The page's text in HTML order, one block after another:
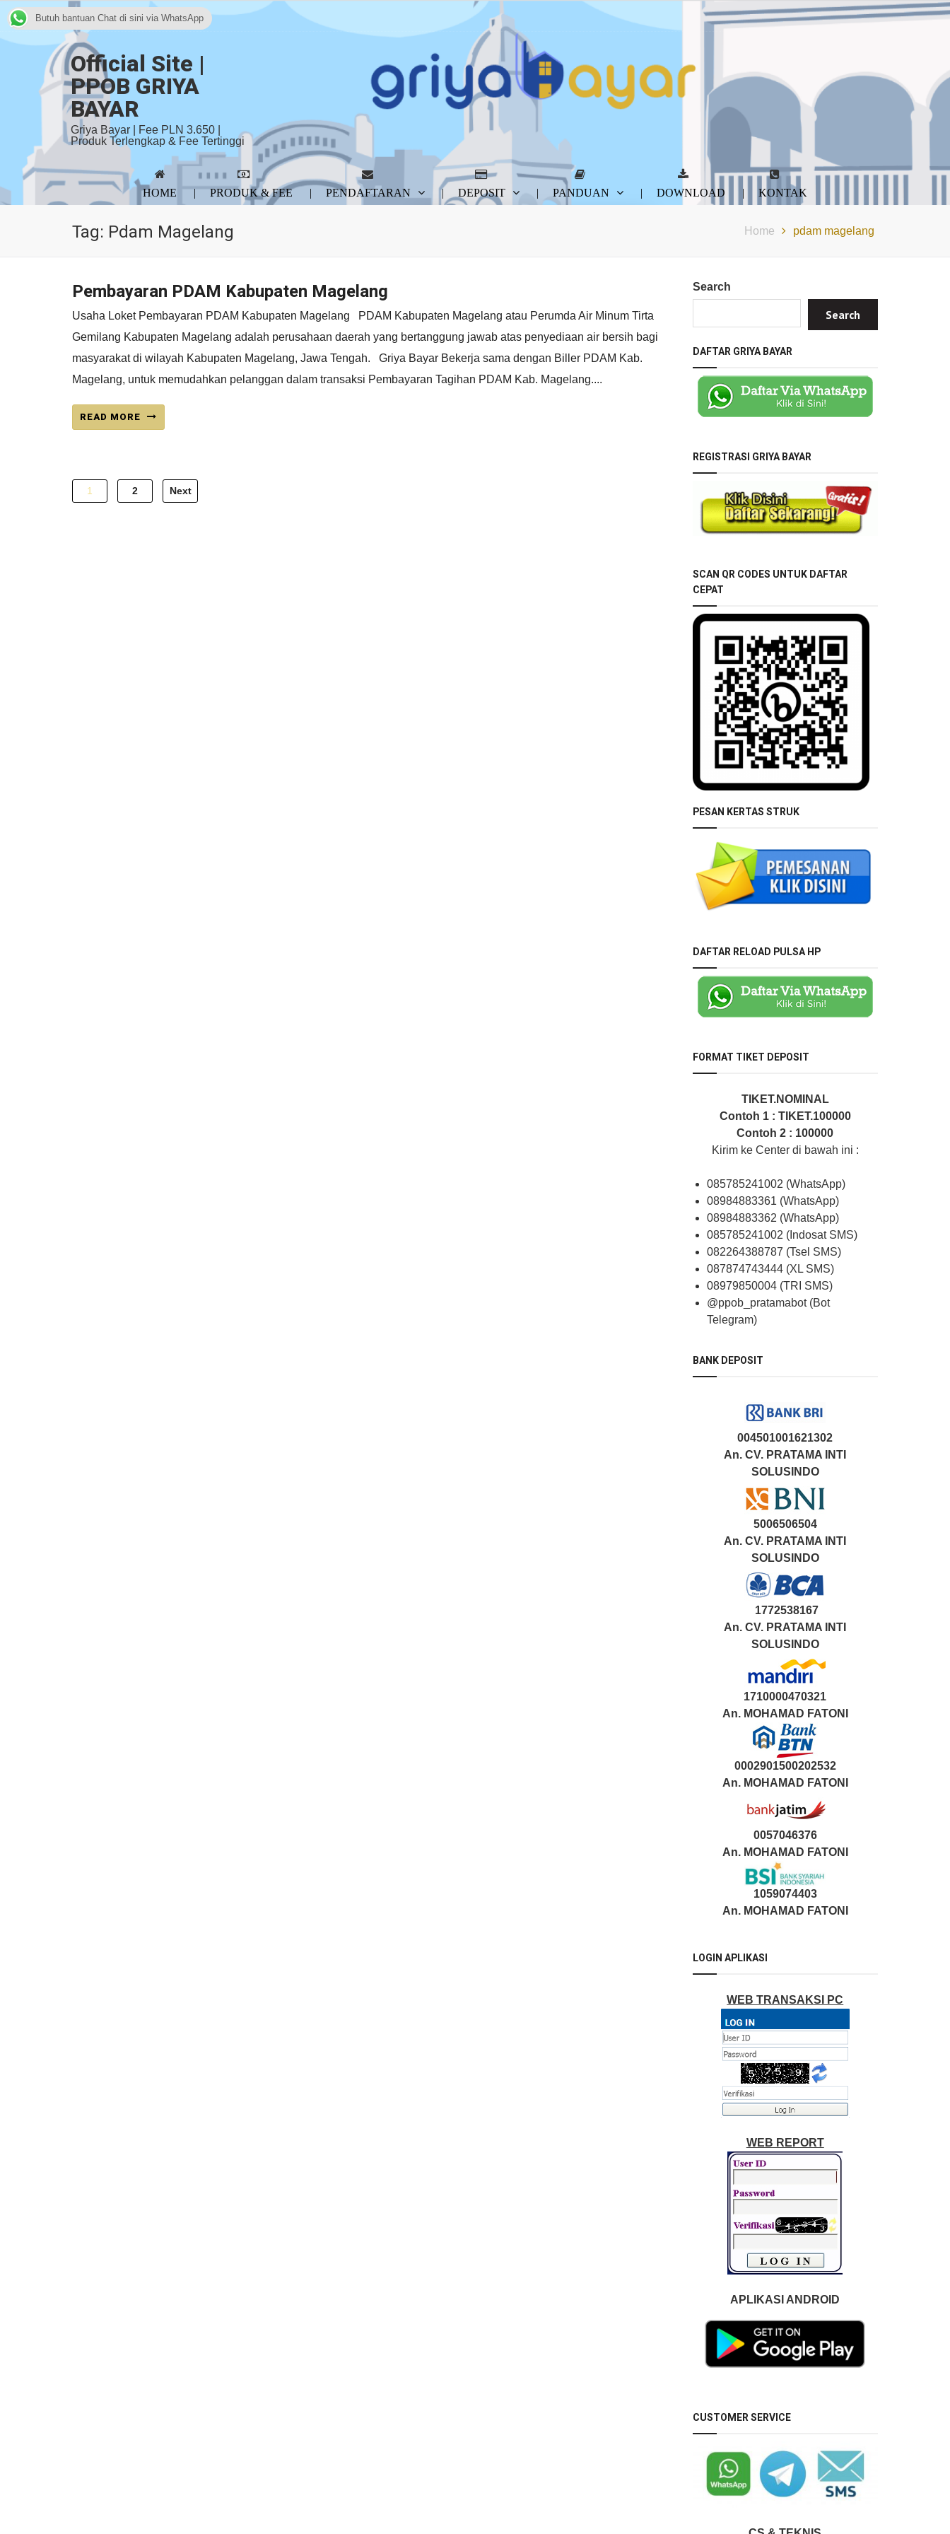
Official Site |
PPOB GRIYA
BAYAR
Griya Bayar | Fee PLN 3.650 |
Produk Terlengkap & Fee Tertinggi
HOME PRODUK & FEE PENDAFTARAN DEPOSIT PANDUAN DOWNLOAD KONTAK
Tag: Pdam Magelang Home pdam magelang
Pembayaran PDAM Kabupaten Magelang
Usaha Loket Pembayaran PDAM Kabupaten Magelang PDAM Kabupaten Magelang atau Perumda Air Minum Tirta
Gemilang Kabupaten Magelang adalah perusahaan daerah yang bertanggung jawab atas penyediaan air bersih bagi
masyarakat di wilayah Kabupaten Magelang, Jawa Tengah. Griya Bayar Bekerja sama dengan Biller PDAM Kab.
Magelang, untuk memudahkan pelanggan dalam transaksi Pembayaran Tagihan PDAM Kab. Magelang....
READ MORE
Posts
1 2 Next
Search
Search
DAFTAR GRIYA BAYAR
REGISTRASI GRIYA BAYAR
SCAN QR CODES UNTUK DAFTAR
CEPAT
PESAN KERTAS STRUK
DAFTAR RELOAD PULSA HP
FORMAT TIKET DEPOSIT
TIKET.NOMINAL
Contoh 1 : TIKET.100000
Contoh 2 : 100000
Kirim ke Center di bawah ini :
085785241002 (WhatsApp)
08984883361 (WhatsApp)
08984883362 (WhatsApp)
085785241002 (Indosat SMS)
082264388787 (Tsel SMS)
087874743444 (XL SMS)
08979850004 (TRI SMS)
@ppob_pratamabot (Bot
Telegram)
BANK DEPOSIT
004501001621302
An. CV. PRATAMA INTI
SOLUSINDO
5006506504
An. CV. PRATAMA INTI
SOLUSINDO
1772538167
An. CV. PRATAMA INTI
SOLUSINDO
1710000470321
An. MOHAMAD FATONI
0002901500202532
An. MOHAMAD FATONI
0057046376
An. MOHAMAD FATONI
1059074403
An. MOHAMAD FATONI
LOGIN APLIKASI
WEB TRANSAKSI PC
WEB REPORT
APLIKASI ANDROID
CUSTOMER SERVICE
Butuh bantuan Chat di sini via WhatsApp